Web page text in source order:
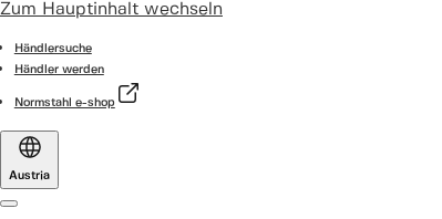
Zum Hauptinhalt wechseln
Händlersuche
Händler werden
Normstahl e-shop
Austria